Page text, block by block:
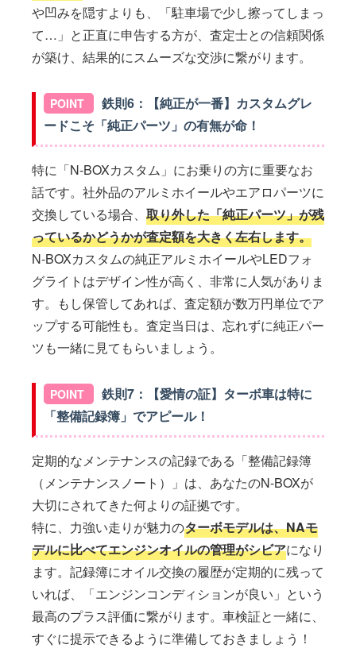
や凹みを隠すよりも、「駐車場で少し擦ってしまっ
て…」と正直に申告する方が、査定士との信頼関係
が築け、結果的にスムーズな交渉に繋がります。
鉄則6：【純正が一番】カスタムグレ
ードこそ「純正パーツ」の有無が命！
特に「N-BOXカスタム」にお乗りの方に重要なお
話です。社外品のアルミホイールやエアロパーツに
交換している場合、 取り外した「純正パーツ」が残
っているかどうかが査定額を大きく左右します。
N-BOXカスタムの純正アルミホイールやLEDフォ
グライトはデザイン性が高く、非常に人気がありま
す。もし保管してあれば、査定額が数万円単位でア
ップする可能性も。査定当日は、忘れずに純正パー
ツも一緒に見てもらいましょう。
鉄則7：【愛情の証】ターボ車は特に
「整備記録簿」でアピール！
定期的なメンテナンスの記録である「整備記録簿
（メンテナンスノート）」は、あなたのN-BOXが
大切にされてきた何よりの証拠です。
特に、力強い走りが魅力のターボモデルは、NAモ
デルに比べてエンジンオイルの管理がシビアになり
ます。記録簿にオイル交換の履歴が定期的に残って
いれば、「エンジンコンディションが良い」という
最高のプラス評価に繋がります。車検証と一緒に、
すぐに提示できるように準備しておきましょう！